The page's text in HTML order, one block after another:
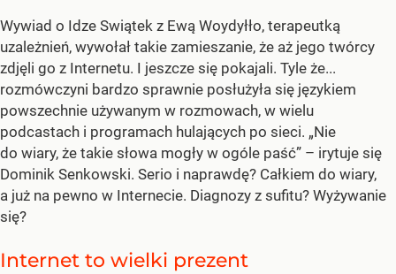
Wywiad o Idze Swiątek z Ewą Woydyłło, terapeutką
uzależnień, wywołał takie zamieszanie, że aż jego twórcy
zdjęli go z Internetu. I jeszcze się pokajali. Tyle że...
rozmówczyni bardzo sprawnie posłużyła się językiem
powszechnie używanym w rozmowach, w wielu
podcastach i programach hulających po sieci. „Nie
do wiary, że takie słowa mogły w ogóle paść” – irytuje się
Dominik Senkowski. Serio i naprawdę? Całkiem do wiary,
a już na pewno w Internecie. Diagnozy z sufitu? Wyżywanie
się?
Internet to wielki prezent